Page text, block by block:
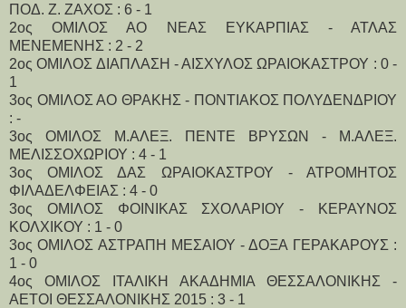
ΠΟΔ. Ζ. ΖΑΧΟΣ : 6 - 1
2ος ΟΜΙΛΟΣ ΑΟ ΝΕΑΣ ΕΥΚΑΡΠΙΑΣ - ΑΤΛΑΣ
ΜΕΝΕΜΕΝΗΣ : 2 - 2
2ος ΟΜΙΛΟΣ ΔΙΑΠΛΑΣΗ - ΑΙΣΧΥΛΟΣ ΩΡΑΙΟΚΑΣΤΡΟΥ : 0 -
1
3ος ΟΜΙΛΟΣ ΑΟ ΘΡΑΚΗΣ - ΠΟΝΤΙΑΚΟΣ ΠΟΛΥΔΕΝΔΡΙΟΥ
: -
3ος ΟΜΙΛΟΣ Μ.ΑΛΕΞ. ΠΕΝΤΕ ΒΡΥΣΩΝ - Μ.ΑΛΕΞ.
ΜΕΛΙΣΣΟΧΩΡΙΟΥ : 4 - 1
3ος ΟΜΙΛΟΣ ΔΑΣ ΩΡΑΙΟΚΑΣΤΡΟΥ - ΑΤΡΟΜΗΤΟΣ
ΦΙΛΑΔΕΛΦΕΙΑΣ : 4 - 0
3ος ΟΜΙΛΟΣ ΦΟΙΝΙΚΑΣ ΣΧΟΛΑΡΙΟΥ - ΚΕΡΑΥΝΟΣ
ΚΟΛΧΙΚΟΥ : 1 - 0
3ος ΟΜΙΛΟΣ ΑΣΤΡΑΠΗ ΜΕΣΑΙΟΥ - ΔΟΞΑ ΓΕΡΑΚΑΡΟΥΣ :
1 - 0
4ος ΟΜΙΛΟΣ ΙΤΑΛΙΚΗ ΑΚΑΔΗΜΙΑ ΘΕΣΣΑΛΟΝΙΚΗΣ -
ΑΕΤΟΙ ΘΕΣΣΑΛΟΝΙΚΗΣ 2015 : 3 - 1